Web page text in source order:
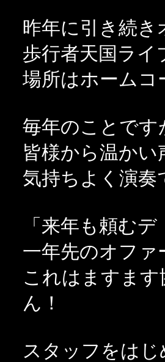
昨年に引き続
歩行者天国ライ
場所はホームコ
毎年のことです
皆様から温か
気持ちよく演奏
「来年も頼む
一年先のオフ
これはますま
ん！
スタッフをはじ